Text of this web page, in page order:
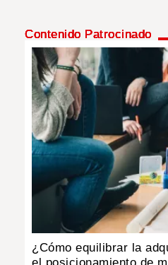
MULTIMEDIA
IMPRESO
Contenido Patrocinado
¿Cómo equilibrar la